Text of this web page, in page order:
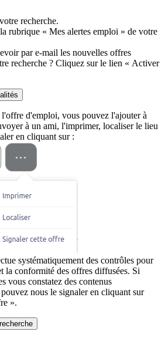
recherche.
rubrique « Mes alertes emploi » de votre
par e-mail les nouvelles offres
recherche ? Cliquez sur le lien « Activer
d'emploi, vous pouvez l'ajouter à
à un ami, l'imprimer, localiser le lieu
en cliquant sur :
systématiquement des contrôles pour
la conformité des offres diffusées. Si
vous constatez des contenus
nous le signaler en cliquant sur
».